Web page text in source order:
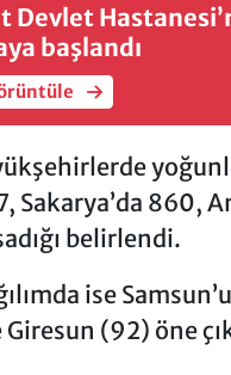
Devlet
başlandı
Sakarya’da 860,
belirlendi.
ise
(92) öne